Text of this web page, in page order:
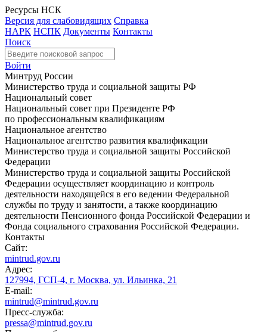
Ресурсы НСК
Версия для слабовидящих Справка
НАРК НСПК Документы Контакты
Поиск
Войти
Минтруд России
Министерство труда и социальной защиты РФ
Национальный совет
Национальный совет при Президенте РФ
по профессиональным квалификациям
Национальное агентство
Национальное агентство развития квалификации
Министерство труда и социальной защиты Российской
Федерации
Министерство труда и социальной защиты Российской
Федерации осуществляет координацию и контроль
деятельности находящейся в его ведении Федеральной
службы по труду и занятости, а также координацию
деятельности Пенсионного фонда Российской Федерации и
Фонда социального страхования Российской Федерации.
Контакты
Сайт:
mintrud.gov.ru
Адрес:
127994, ГСП-4, г. Москва, ул. Ильинка, 21
E-mail:
mintrud@mintrud.gov.ru
Пресс-служба:
pressa@mintrud.gov.ru